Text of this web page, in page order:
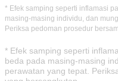
* Efek samping seperti inflamasi
masing-masing individu, dan
Periksa pedoman prosedur
* Efek samping seperti
beda pada masing-masing
perawatan yang tepat.